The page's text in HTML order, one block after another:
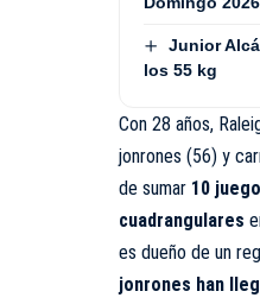
Junior
los 55 kg
Con 28 años,
jonrones (56) y
de sumar 10
cuadrangulares
es dueño de un
jonrones han